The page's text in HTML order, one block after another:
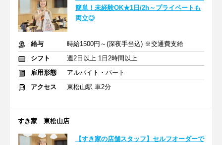
簡単！未経験OK★1日/2h～プライベートも
両立◎
給与
時給1500円～(深夜手当込) ※交通費支給
シフト
週2日以上 1日2時間以上
雇用形態
アルバイト・パート
アクセス
東松山駅 車2分
すき家 東松山店
【すき家の店舗スタッフ】セルフオーダーで